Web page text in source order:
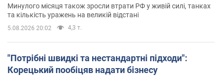
Минулого місяця також зросли втрати РФ у живій силі, танках
та кількість уражень на великій відстані
5.08.2026 20:02 4,3 т.
"Потрібні швидкі та нестандартні підходи":
Корецький пообіцяв надати бізнесу